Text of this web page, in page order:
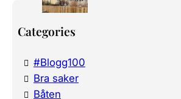
Categories
#Blogg100
Bra saker
Båten